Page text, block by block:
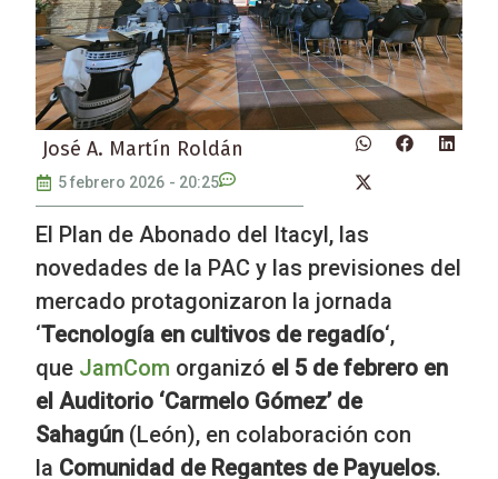
José A. Martín Roldán
5 febrero 2026 - 20:25
El Plan de Abonado del Itacyl, las
novedades de la PAC y las previsiones del
mercado protagonizaron la jornada
‘Tecnología en cultivos de regadío‘,
que JamCom organizó el 5 de febrero en
el Auditorio ‘Carmelo Gómez’ de
Sahagún (León), en colaboración con
la Comunidad de Regantes de Payuelos.